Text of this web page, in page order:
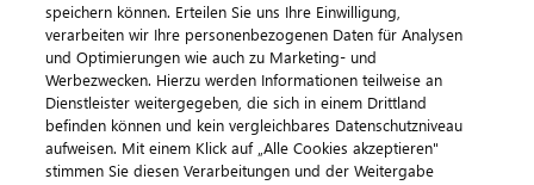
DATEV magazin
DATEV-Community
DATEV-Newsletter
Kontaktieren Sie uns
speichern können. Erteilen Sie uns Ihre Einwilligung,
verarbeiten wir Ihre personenbezogenen Daten für Analysen
und Optimierungen wie auch zu Marketing- und
Werbezwecken. Hierzu werden Informationen teilweise an
Dienstleister weitergegeben, die sich in einem Drittland
befinden können und kein vergleichbares Datenschutzniveau
aufweisen. Mit einem Klick auf „Alle Cookies akzeptieren"
stimmen Sie diesen Verarbeitungen und der Weitergabe